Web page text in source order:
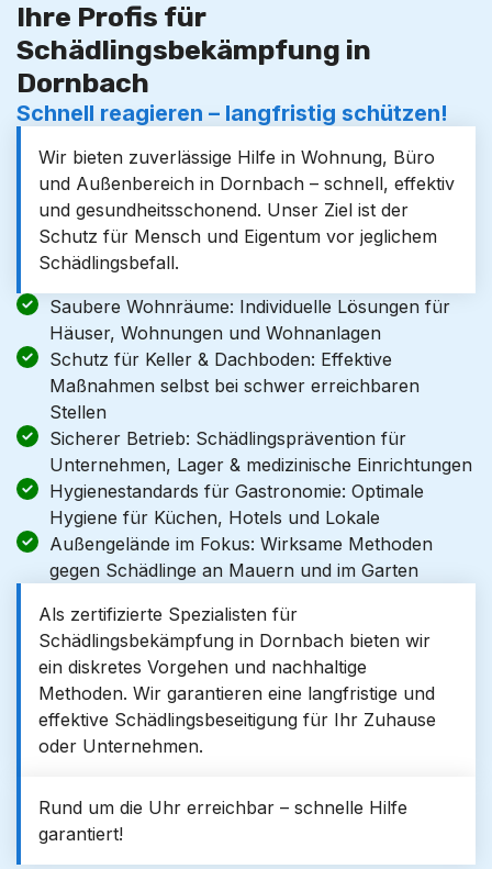
Ihre Profis für
Schädlingsbekämpfung in
Dornbach
Schnell reagieren – langfristig schützen!
Wir bieten zuverlässige Hilfe in Wohnung, Büro
und Außenbereich in Dornbach – schnell, effektiv
und gesundheitsschonend. Unser Ziel ist der
Schutz für Mensch und Eigentum vor jeglichem
Schädlingsbefall.
Saubere Wohnräume: Individuelle Lösungen für
Häuser, Wohnungen und Wohnanlagen
Schutz für Keller & Dachboden: Effektive
Maßnahmen selbst bei schwer erreichbaren
Stellen
Sicherer Betrieb: Schädlingsprävention für
Unternehmen, Lager & medizinische Einrichtungen
Hygienestandards für Gastronomie: Optimale
Hygiene für Küchen, Hotels und Lokale
Außengelände im Fokus: Wirksame Methoden
gegen Schädlinge an Mauern und im Garten
Als zertifizierte Spezialisten für
Schädlingsbekämpfung in Dornbach bieten wir
ein diskretes Vorgehen und nachhaltige
Methoden. Wir garantieren eine langfristige und
effektive Schädlingsbeseitigung für Ihr Zuhause
oder Unternehmen.
Rund um die Uhr erreichbar – schnelle Hilfe
garantiert!